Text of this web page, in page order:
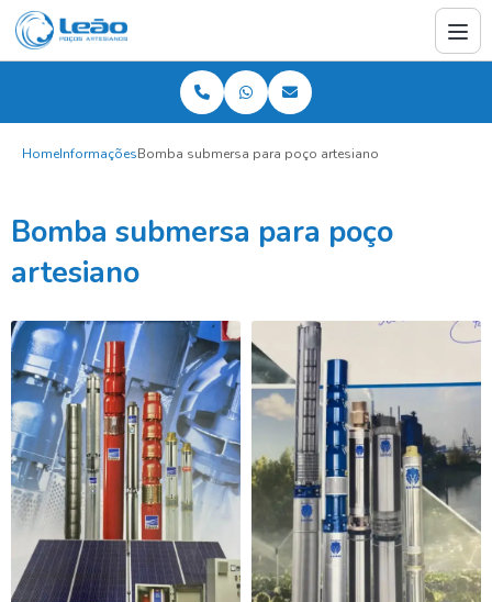
HomeInformaçõesBomba submersa para poço artesiano
Bomba submersa para poço
artesiano